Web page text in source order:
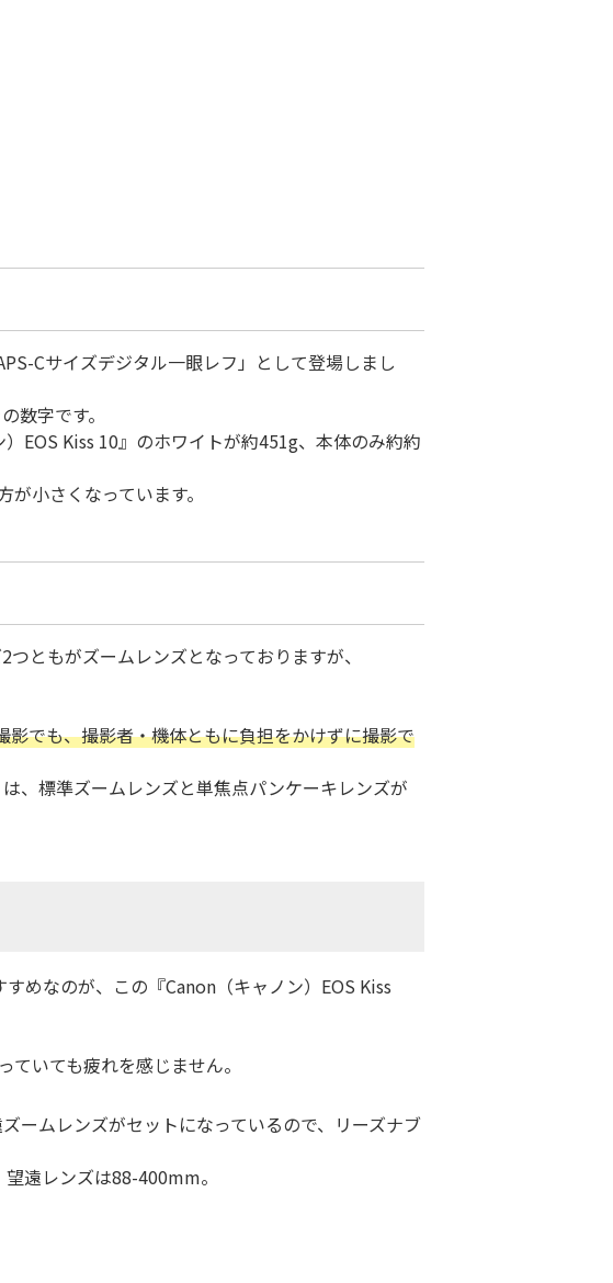
Cサイズデジタル一眼レフ」として登場しまし
数字です。
EOS Kiss 10』のホワイトが約451g、本体のみ約約
小さくなっています。
ともがズームレンズとなっておりますが、
でも、撮影者・機体ともに負担をかけずに撮影で
、標準ズームレンズと単焦点パンケーキレンズが
めなのが、この『Canon（キャノン）EOS Kiss
ていても疲れを感じません。
ームレンズがセットになっているので、リーズナブ
遠レンズは88-400mm。